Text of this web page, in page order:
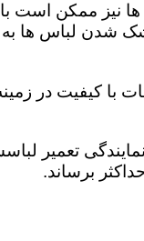
ها نیز ممکن است
شدن لباس ها
کیفیت در
تعمیر
برساند.